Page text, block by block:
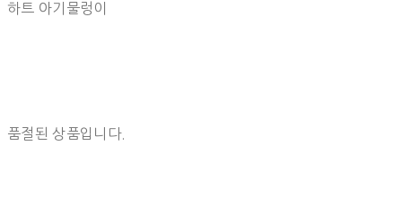
하트 아기물렁이
품절된 상품입니다.